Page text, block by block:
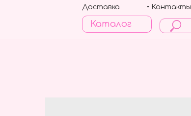
Каталог
• Контакты
Доставка